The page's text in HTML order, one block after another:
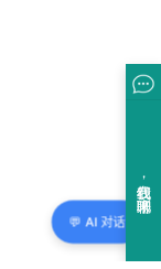
💬 AI 对话